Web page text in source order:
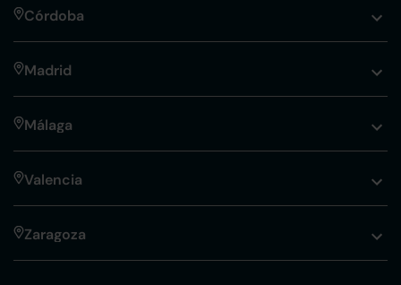
Córdoba
Madrid
Málaga
Valencia
Zaragoza